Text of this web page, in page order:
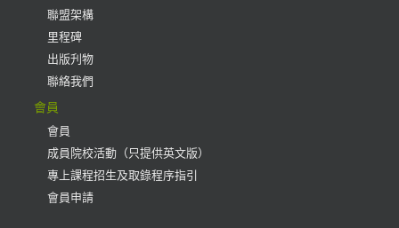
聯盟架構
里程碑
出版刋物
聯絡我們
會員
會員
成員院校活動（只提供英文版）
專上課程招生及取錄程序指引
會員申請